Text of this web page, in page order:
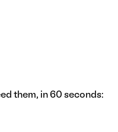
them, in 60 seconds: